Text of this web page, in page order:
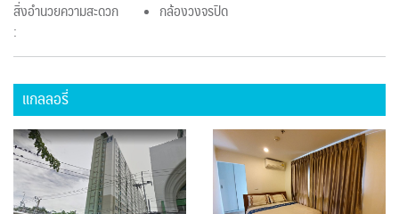
สิ่งอำนวยความสะดวก
:
กล้องวงจรปิด
แกลลอรี่